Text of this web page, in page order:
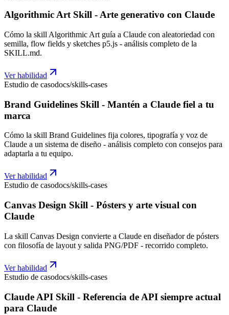
Algorithmic Art Skill - Arte generativo con Claude
Cómo la skill Algorithmic Art guía a Claude con aleatoriedad con
semilla, flow fields y sketches p5.js - análisis completo de la
SKILL.md.
Ver habilidad
Estudio de casodocs/skills-cases
Brand Guidelines Skill - Mantén a Claude fiel a tu
marca
Cómo la skill Brand Guidelines fija colores, tipografía y voz de
Claude a un sistema de diseño - análisis completo con consejos para
adaptarla a tu equipo.
Ver habilidad
Estudio de casodocs/skills-cases
Canvas Design Skill - Pósters y arte visual con
Claude
La skill Canvas Design convierte a Claude en diseñador de pósters
con filosofía de layout y salida PNG/PDF - recorrido completo.
Ver habilidad
Estudio de casodocs/skills-cases
Claude API Skill - Referencia de API siempre actual
para Claude